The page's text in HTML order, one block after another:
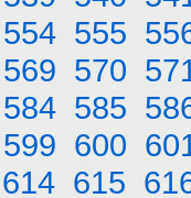
554 555
569 570
584 585
599 600
614 615